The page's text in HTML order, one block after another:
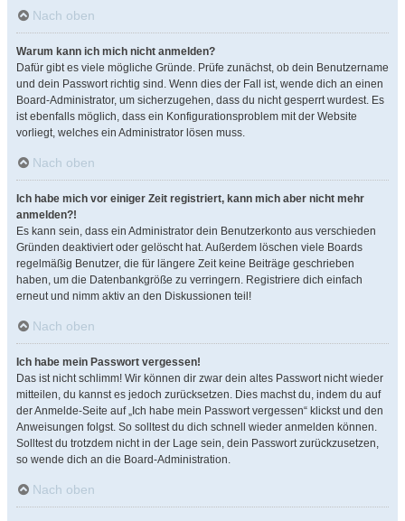
Nach oben
Warum kann ich mich nicht anmelden?
Dafür gibt es viele mögliche Gründe. Prüfe zunächst, ob dein Benutzername
und dein Passwort richtig sind. Wenn dies der Fall ist, wende dich an einen
Board-Administrator, um sicherzugehen, dass du nicht gesperrt wurdest. Es
ist ebenfalls möglich, dass ein Konfigurationsproblem mit der Website
vorliegt, welches ein Administrator lösen muss.
Nach oben
Ich habe mich vor einiger Zeit registriert, kann mich aber nicht mehr
anmelden?!
Es kann sein, dass ein Administrator dein Benutzerkonto aus verschieden
Gründen deaktiviert oder gelöscht hat. Außerdem löschen viele Boards
regelmäßig Benutzer, die für längere Zeit keine Beiträge geschrieben
haben, um die Datenbankgröße zu verringern. Registriere dich einfach
erneut und nimm aktiv an den Diskussionen teil!
Nach oben
Ich habe mein Passwort vergessen!
Das ist nicht schlimm! Wir können dir zwar dein altes Passwort nicht wieder
mitteilen, du kannst es jedoch zurücksetzen. Dies machst du, indem du auf
der Anmelde-Seite auf „Ich habe mein Passwort vergessen“ klickst und den
Anweisungen folgst. So solltest du dich schnell wieder anmelden können.
Solltest du trotzdem nicht in der Lage sein, dein Passwort zurückzusetzen,
so wende dich an die Board-Administration.
Nach oben